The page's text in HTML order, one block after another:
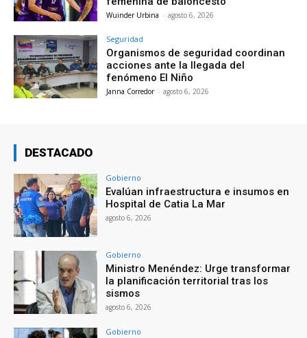
Wuinder Urbina - agosto 6, 2026
Seguridad
Organismos de seguridad coordinan
acciones ante la llegada del
fenómeno El Niño
Janna Corredor - agosto 6, 2026
DESTACADO
Gobierno
Evalúan infraestructura e insumos en
Hospital de Catia La Mar
agosto 6, 2026
Gobierno
Ministro Menéndez: Urge transformar
la planificación territorial tras los
sismos
agosto 6, 2026
Gobierno